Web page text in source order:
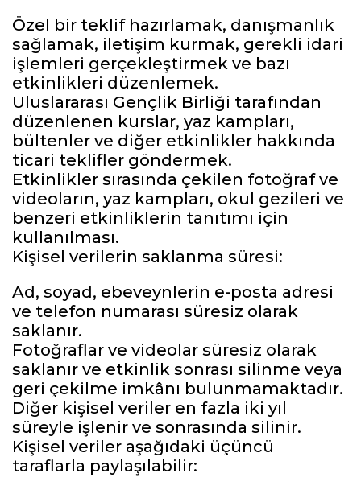
Özel bir teklif hazırlamak, danışmanlık
sağlamak, iletişim kurmak, gerekli idari
işlemleri gerçekleştirmek ve bazı
etkinlikleri düzenlemek.
Uluslararası Gençlik Birliği tarafından
düzenlenen kurslar, yaz kampları,
bültenler ve diğer etkinlikler hakkında
ticari teklifler göndermek.
Etkinlikler sırasında çekilen fotoğraf ve
videoların, yaz kampları, okul gezileri ve
benzeri etkinliklerin tanıtımı için
kullanılması.
Kişisel verilerin saklanma süresi:
Ad, soyad, ebeveynlerin e-posta adresi
ve telefon numarası süresiz olarak
saklanır.
Fotoğraflar ve videolar süresiz olarak
saklanır ve etkinlik sonrası silinme veya
geri çekilme imkânı bulunmamaktadır.
Diğer kişisel veriler en fazla iki yıl
süreyle işlenir ve sonrasında silinir.
Kişisel veriler aşağıdaki üçüncü
taraflarla paylaşılabilir: